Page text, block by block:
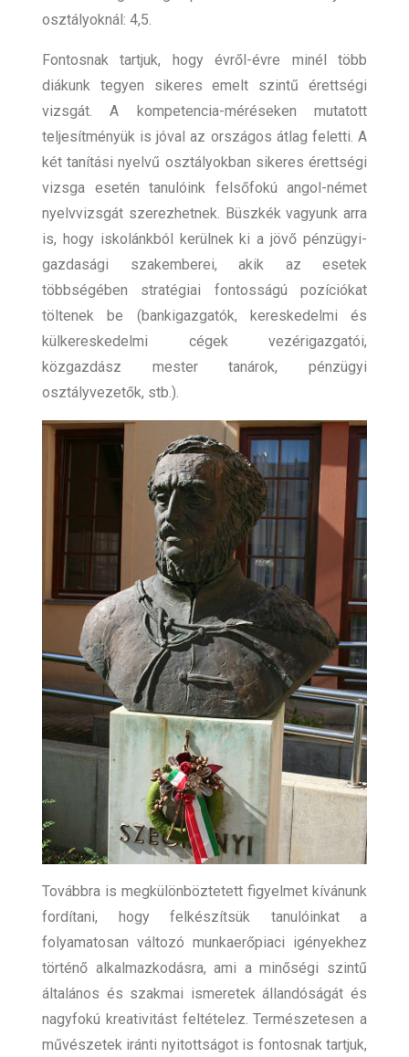
osztályoknál: 4,5.
Fontosnak tartjuk, hogy évről-évre minél több
diákunk tegyen sikeres emelt szintű érettségi
vizsgát. A kompetencia-méréseken mutatott
teljesítményük is jóval az országos átlag feletti. A
két tanítási nyelvű osztályokban sikeres érettségi
vizsga esetén tanulóink felsőfokú angol-német
nyelvvizsgát szerezhetnek. Büszkék vagyunk arra
is, hogy iskolánkból kerülnek ki a jövő pénzügyi-
gazdasági szakemberei, akik az esetek
többségében stratégiai fontosságú pozíciókat
töltenek be (bankigazgatók, kereskedelmi és
külkereskedelmi cégek vezérigazgatói,
közgazdász mester tanárok, pénzügyi
osztályvezetők, stb.).
Továbbra is megkülönböztetett figyelmet kívánunk
fordítani, hogy felkészítsük tanulóinkat a
folyamatosan változó munkaerőpiaci igényekhez
történő alkalmazkodásra, ami a minőségi szintű
általános és szakmai ismeretek állandóságát és
nagyfokú kreativitást feltételez. Természetesen a
művészetek iránti nyitottságot is fontosnak tartjuk,